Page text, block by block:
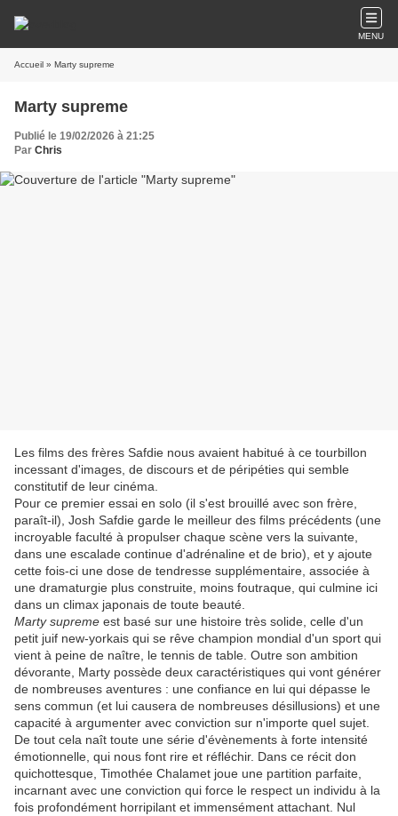
MENU
Accueil » Marty supreme
Marty supreme
Publié le 19/02/2026 à 21:25
Par Chris
Les films des frères Safdie nous avaient habitué à ce tourbillon
incessant d'images, de discours et de péripéties qui semble
constitutif de leur cinéma.
Pour ce premier essai en solo (il s'est brouillé avec son frère,
paraît-il), Josh Safdie garde le meilleur des films précédents (une
incroyable faculté à propulser chaque scène vers la suivante,
dans une escalade continue d'adrénaline et de brio), et y ajoute
cette fois-ci une dose de tendresse supplémentaire, associée à
une dramaturgie plus construite, moins foutraque, qui culmine ici
dans un climax japonais de toute beauté.
Marty supreme est basé sur une histoire très solide, celle d'un
petit juif new-yorkais qui se rêve champion mondial d'un sport qui
vient à peine de naître, le tennis de table. Outre son ambition
dévorante, Marty possède deux caractéristiques qui vont générer
de nombreuses aventures : une confiance en lui qui dépasse le
sens commun (et lui causera de nombreuses désillusions) et une
capacité à argumenter avec conviction sur n'importe quel sujet.
De tout cela naît toute une série d'évènements à forte intensité
émotionnelle, qui nous font rire et réfléchir. Dans ce récit don
quichottesque, Timothée Chalamet joue une partition parfaite,
incarnant avec une conviction qui force le respect un individu à la
fois profondément horripilant et immensément attachant. Nul